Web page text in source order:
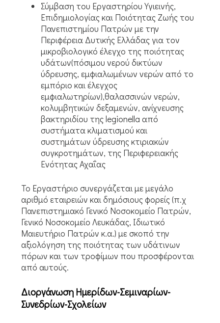
Σύμβαση του Εργαστηρίου Υγιεινής,
Επιδημιολογίας και Ποιότητας Ζωής του
Πανεπιστημίου Πατρών με την
Περιφέρεια Δυτικής Ελλάδας για τον
μικροβιολογικό έλεγχο της ποιότητας
υδάτων(πόσιμου νερού δικτύων
ύδρευσης, εμφιαλωμένων νερών από το
εμπόριο και έλεγχος
εμφιαλωτηρίων),θαλασσινών νερών,
κολυμβητικών δεξαμενών, ανίχνευσης
βακτηριδίου της legionella από
συστήματα κλιματισμού και
συστημάτων ύδρευσης κτιριακών
συγκροτημάτων, της Περιφερειακής
Ενότητας Αχαΐας
Το Εργαστήριο συνεργάζεται με μεγάλο
αριθμό εταιρειών και δημόσιους φορείς (π.χ
Πανεπιστημιακό Γενικό Νοσοκομείο Πατρών,
Γενικό Νοσοκομείο Λευκάδας, Ιδιωτικό
Μαιευτήριο Πατρών κ.α.) με σκοπό την
αξιολόγηση της ποιότητας των υδάτινων
πόρων και των τροφίμων που προσφέρονται
από αυτούς.
Διοργάνωση Ημερίδων-Σεμιναρίων-
Συνεδρίων-Σχολείων